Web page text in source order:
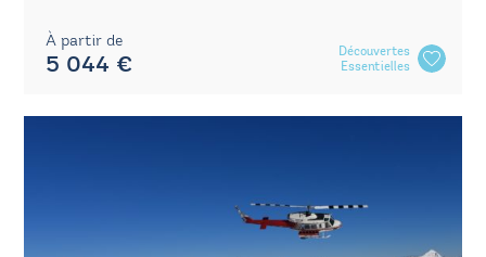
À partir de
5 044 €
Découvertes
Essentielles